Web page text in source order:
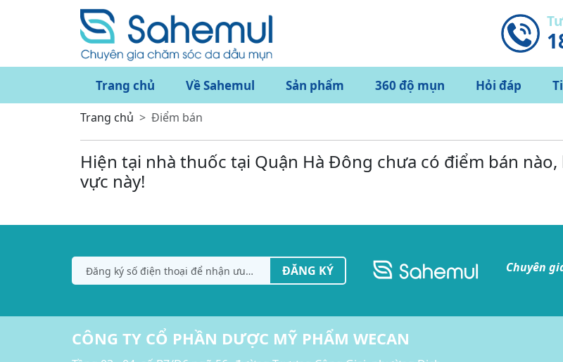
Trang chủ Về Sahemul Sản phẩm 360 độ mụn Hỏi đáp
Trang chủ Điểm bán
Hiện tại nhà thuốc tại Quận Hà Đông chưa có điểm bán
vực này!
ĐĂNG KÝ Chuyên
CÔNG TY CỔ PHẦN DƯỢC MỸ PHẨM WECAN